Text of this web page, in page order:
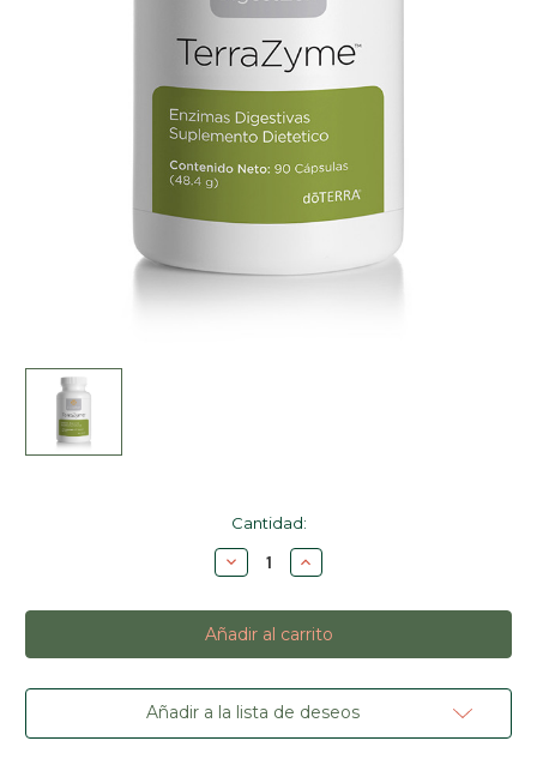
Cantidad:
Disminuir
la
de
Terrazyme
Enzimas
Digestivas
Aumentar
la
de
Terrazyme
Enzimas
Digestivas
Añadir a la lista de deseos